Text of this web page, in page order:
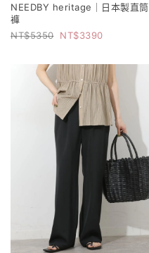
NEEDBY heritage｜日本製直筒
褲
5350
3390